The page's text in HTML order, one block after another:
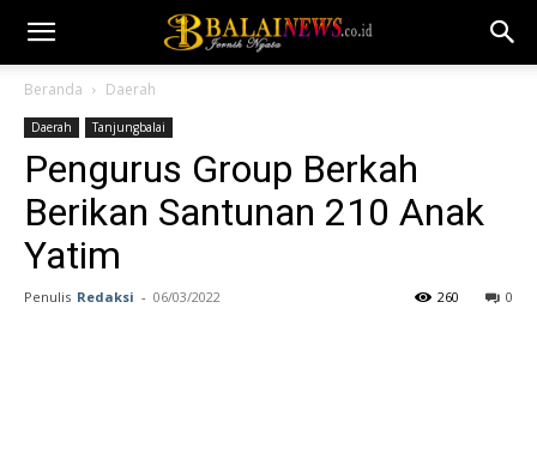
Beranda Daerah
Daerah Tanjungbalai
Pengurus Group Berkah
Berikan Santunan 210 Anak
Yatim
Penulis Redaksi - 06/03/2022 0
260